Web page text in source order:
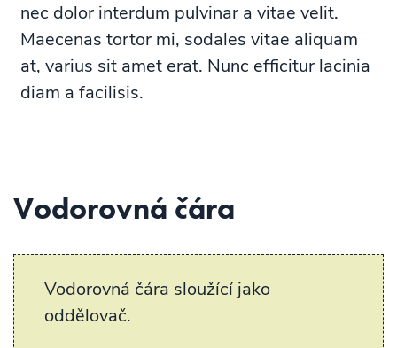
nec dolor interdum pulvinar a vitae velit.
Maecenas tortor mi, sodales vitae aliquam
at, varius sit amet erat. Nunc efficitur lacinia
diam a facilisis.
Vodorovná čára
Vodorovná čára sloužící jako
oddělovač.